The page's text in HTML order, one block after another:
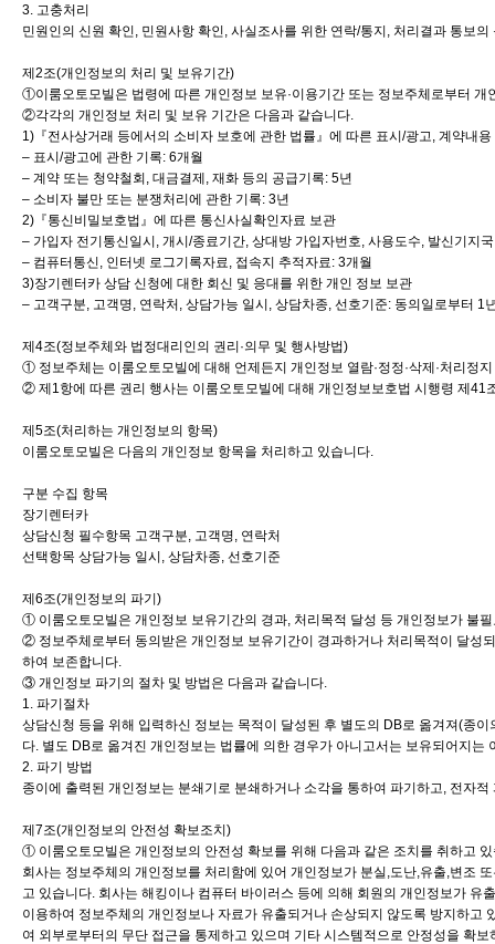
3. 고충처리
민원인의 신원 확인, 민원사항 확인, 사실조사를 위한 연락/통지, 처리결과 통보
제2조(개인정보의 처리 및 보유기간)
①이룸오토모빌은 법령에 따른 개인정보 보유·이용기간 또는 정보주체로부터
②각각의 개인정보 처리 및 보유 기간은 다음과 같습니다.
1)『전사상거래 등에서의 소비자 보호에 관한 법률』에 따른 표시/광고, 계약내
– 표시/광고에 관한 기록: 6개월
– 계약 또는 청약철회, 대금결제, 재화 등의 공급기록: 5년
– 소비자 불만 또는 분쟁처리에 관한 기록: 3년
2)『통신비밀보호법』에 따른 통신사실확인자료 보관
– 가입자 전기통신일시, 개시/종료기간, 상대방 가입자번호, 사용도수, 발신기지
– 컴퓨터통신, 인터넷 로그기록자료, 접속지 추적자료: 3개월
3)장기렌터카 상담 신청에 대한 회신 및 응대를 위한 개인 정보 보관
– 고객구분, 고객명, 연락처, 상담가능 일시, 상담차종, 선호기준: 동의일로부터 1
제4조(정보주체와 법정대리인의 권리·의무 및 행사방법)
① 정보주체는 이룸오토모빌에 대해 언제든지 개인정보 열람·정정·삭제·처리정
② 제1항에 따른 권리 행사는 이룸오토모빌에 대해 개인정보보호법 시행령 제41
제5조(처리하는 개인정보의 항목)
이룸오토모빌은 다음의 개인정보 항목을 처리하고 있습니다.
구분 수집 항목
장기렌터카
상담신청 필수항목 고객구분, 고객명, 연락처
선택항목 상담가능 일시, 상담차종, 선호기준
제6조(개인정보의 파기)
① 이룸오토모빌은 개인정보 보유기간의 경과, 처리목적 달성 등 개인정보가 불
② 정보주체로부터 동의받은 개인정보 보유기간이 경과하거나 처리목적이 달성
하여 보존합니다.
③ 개인정보 파기의 절차 및 방법은 다음과 같습니다.
1. 파기절차
상담신청 등을 위해 입력하신 정보는 목적이 달성된 후 별도의 DB로 옮겨져(종
다. 별도 DB로 옮겨진 개인정보는 법률에 의한 경우가 아니고서는 보유되어지는
2. 파기 방법
종이에 출력된 개인정보는 분쇄기로 분쇄하거나 소각을 통하여 파기하고, 전자
제7조(개인정보의 안전성 확보조치)
① 이룸오토모빌은 개인정보의 안전성 확보를 위해 다음과 같은 조치를 취하고
회사는 정보주체의 개인정보를 처리함에 있어 개인정보가 분실,도난,유출,변조
고 있습니다. 회사는 해킹이나 컴퓨터 바이러스 등에 의해 회원의 개인정보가
이용하여 정보주체의 개인정보나 자료가 유출되거나 손상되지 않도록 방지하
여 외부로부터의 무단 접근을 통제하고 있으며 기타 시스템적으로 안정성을 확